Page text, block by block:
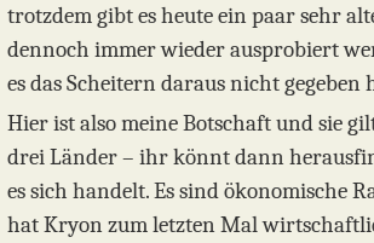
trotzdem gibt es heute ein paar sehr
dennoch immer wieder ausprobiert
es das Scheitern daraus nicht gegeben
Hier ist also meine Botschaft und sie
drei Länder – ihr könnt dann
es sich handelt. Es sind ökonomische
hat Kryon zum letzten Mal